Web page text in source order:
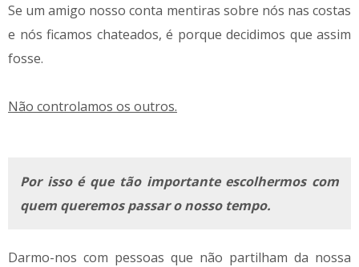
Se um amigo nosso conta mentiras sobre nós nas costas
e nós ficamos chateados, é porque decidimos que assim
fosse.
Não controlamos os outros.
Por isso é que tão importante escolhermos com
quem queremos passar o nosso tempo.
Darmo-nos com pessoas que não partilham da nossa